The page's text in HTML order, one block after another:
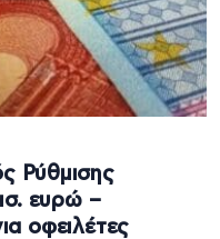
Ρύθμισης
ευρώ –
οφειλέτες